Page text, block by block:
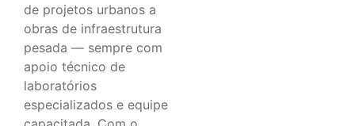
de projetos urbanos a
obras de infraestrutura
pesada — sempre com
apoio técnico de
laboratórios
especializados e equipe